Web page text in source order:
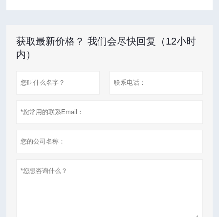
获取最新价格？ 我们会尽快回复（12小时
内）